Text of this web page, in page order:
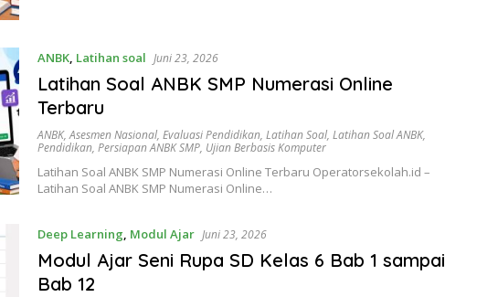
ANBK, Latihan soal Juni 23, 2026
Latihan Soal ANBK SMP Numerasi Online
Terbaru
ANBK,Asesmen Nasional,Evaluasi Pendidikan,Latihan Soal,Latihan Soal ANBK,
Pendidikan,Persiapan ANBK SMP, Ujian Berbasis Komputer
Latihan Soal ANBK SMP Numerasi Online Terbaru Operatorsekolah.id –
Latihan Soal ANBK SMP Numerasi Online…
Deep Learning, Modul Ajar Juni 23, 2026
Modul Ajar Seni Rupa SD Kelas 6 Bab 1 sampai
Bab 12